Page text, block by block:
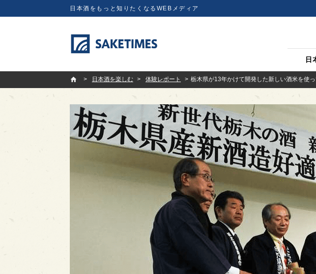
日本酒をもっと知りたくなるWEBメディア
日
SAKETIMES
日本酒を楽しむ
体験レポート 栃木県が13年かけて開発した新しい酒米を使